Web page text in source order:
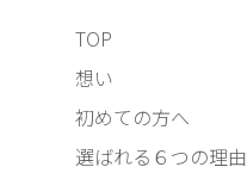
TOP
想い
初めての方へ
選ばれる６つの理由